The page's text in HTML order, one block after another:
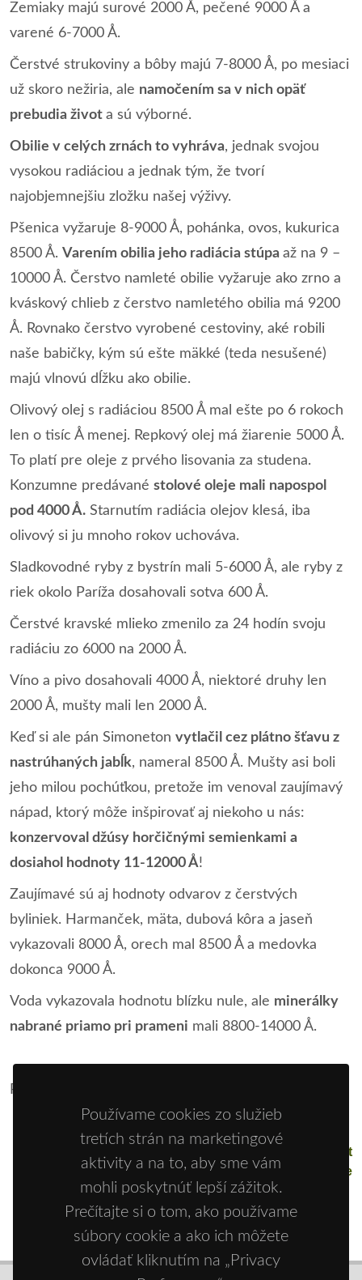
Zemiaky majú surové 2000 Å, pečené 9000 Å a
varené 6-7000 Å.
Čerstvé strukoviny a bôby majú 7-8000 Å, po mesiaci
už skoro nežiria, ale namočením sa v nich opäť
prebudia život a sú výborné.
Obilie v celých zrnách to vyhráva, jednak svojou
vysokou radiáciou a jednak tým, že tvorí
najobjemnejšiu zložku našej výživy.
Pšenica vyžaruje 8-9000 Å, pohánka, ovos, kukurica
8500 Å. Varením obilia jeho radiácia stúpa až na 9 –
10000 Å. Čerstvo namleté ​​obilie vyžaruje ako zrno a
kváskový chlieb z čerstvo namletého obilia má 9200
Å. Rovnako čerstvo vyrobené cestoviny, aké robili
naše babičky, kým sú ešte mäkké (teda nesušené)
majú vlnovú dĺžku ako obilie.
Olivový olej s radiáciou 8500 Å mal ešte po 6 rokoch
len o tisíc Å menej. Repkový olej má žiarenie 5000 Å.
To platí pre oleje z prvého lisovania za studena.
Konzumne predávané stolové oleje mali napospol
pod 4000 Å. Starnutím radiácia olejov klesá, iba
olivový si ju mnoho rokov uchováva.
Sladkovodné ryby z bystrín mali 5-6000 Å, ale ryby z
riek okolo Paríža dosahovali sotva 600 Å.
Čerstvé kravské mlieko zmenilo za 24 hodín svoju
radiáciu zo 6000 na 2000 Å.
Víno a pivo dosahovali 4000 Å, niektoré druhy len
2000 Å, mušty mali len 2000 Å.
Keď si ale pán Simoneton vytlačil cez plátno šťavu z
nastrúhaných jabĺk, nameral 8500 Å. Mušty asi boli
jeho milou pochúťkou, pretože im venoval zaujímavý
nápad, ktorý môže inšpirovať aj niekoho u nás:
konzervoval džúsy horčičnými semienkami a
dosiahol hodnoty 11-12000 Å!
Zaujímavé sú aj hodnoty odvarov z čerstvých
byliniek. Harmanček, mäta, dubová kôra a jaseň
vykazovali 8000 Å, orech mal 8500 Å a medovka
dokonca 9000 Å.
Voda vykazovala hodnotu blízku nule, ale minerálky
nabrané priamo pri prameni mali 8800-14000 Å.
Pokračovanie.
Next
Energia potravín a jej vplyv na zdravie
Používame cookies zo služieb
tretích strán na marketingové
aktivity a na to, aby sme vám
mohli poskytnúť lepší zážitok.
Prečítajte si o tom, ako používame
súbory cookie a ako ich môžete
ovládať kliknutím na „Privacy